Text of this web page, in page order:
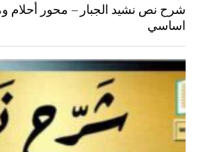
شرح نص نشيد الجبار – محور أحلام
اساسي